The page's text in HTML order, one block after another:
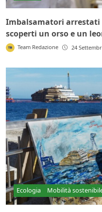
Imbalsamatori arrestati
scoperti un orso e un
Team Redazione 24
Ecologia Mobilità